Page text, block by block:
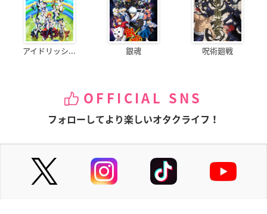
アイドリッシ... 銀魂 呪術廻戦
OFFICIAL SNS
フォローしてより楽しいオタクライフ！